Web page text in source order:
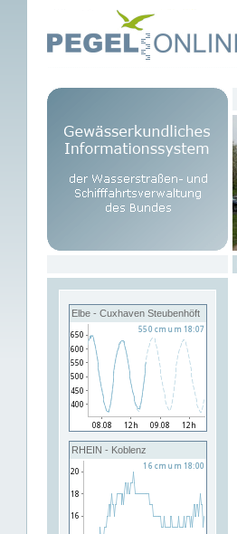
Elbe - Cuxhaven Steubenhöft
RHEIN - Koblenz